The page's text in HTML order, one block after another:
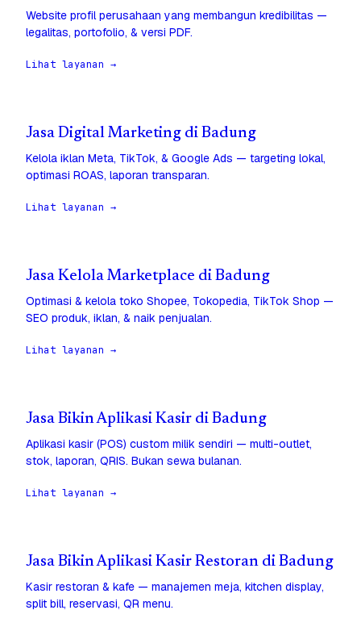
Website profil perusahaan yang membangun kredibilitas —
legalitas, portofolio, & versi PDF.
Lihat layanan →
Jasa Digital Marketing di Badung
Kelola iklan Meta, TikTok, & Google Ads — targeting lokal,
optimasi ROAS, laporan transparan.
Lihat layanan →
Jasa Kelola Marketplace di Badung
Optimasi & kelola toko Shopee, Tokopedia, TikTok Shop —
SEO produk, iklan, & naik penjualan.
Lihat layanan →
Jasa Bikin Aplikasi Kasir di Badung
Aplikasi kasir (POS) custom milik sendiri — multi-outlet,
stok, laporan, QRIS. Bukan sewa bulanan.
Lihat layanan →
Jasa Bikin Aplikasi Kasir Restoran di Badung
Kasir restoran & kafe — manajemen meja, kitchen display,
split bill, reservasi, QR menu.